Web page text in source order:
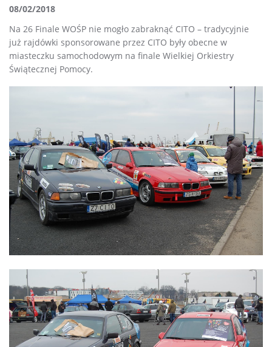
08/02/2018
Na 26 Finale WOŚP nie mogło zabraknąć CITO – tradycyjnie
już rajdówki sponsorowane przez CITO były obecne w
miasteczku samochodowym na finale Wielkiej Orkiestry
Świątecznej Pomocy.